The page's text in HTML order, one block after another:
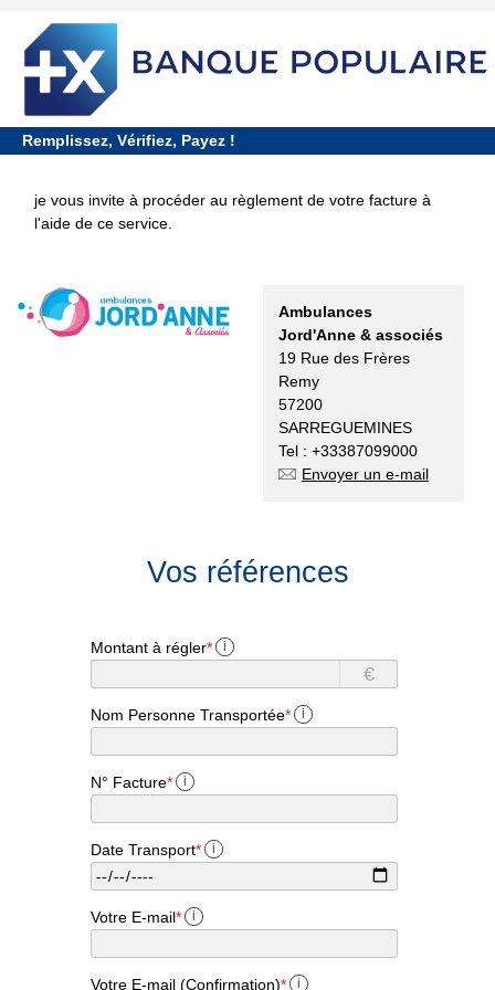
Remplissez, Vérifiez, Payez !
je vous invite à procéder au règlement de votre facture à
l'aide de ce service.​
Ambulances
Jord'Anne & associés
19 Rue des Frères
Remy
57200
SARREGUEMINES
Tel : +33387099000
Envoyer un e-mail
Vos références
Montant à régler* i
€
Nom Personne Transportée* i
N° Facture* i
Date Transport* i
Votre E-mail* i
Votre E-mail (Confirmation)* i